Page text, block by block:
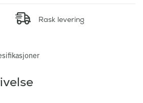
Rask levering